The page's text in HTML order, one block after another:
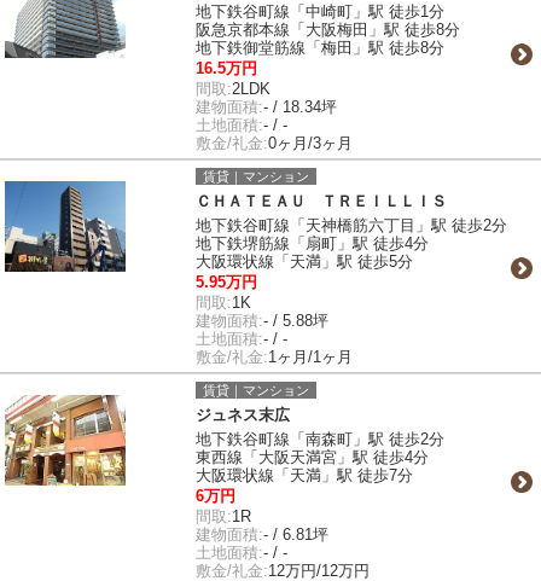
地下鉄谷町線「中崎町」駅 徒歩1分
阪急京都本線「大阪梅田」駅 徒歩8分
地下鉄御堂筋線「梅田」駅 徒歩8分
16.5万円
間取:2LDK
建物面積:- / 18.34坪
土地面積:- / -
敷金/礼金:0ヶ月/3ヶ月
賃貸｜マンション
ＣＨＡＴＥＡＵ ＴＲＥＩＬＬＩＳ
地下鉄谷町線「天神橋筋六丁目」駅 徒歩2分
地下鉄堺筋線「扇町」駅 徒歩4分
大阪環状線「天満」駅 徒歩5分
5.95万円
間取:1K
建物面積:- / 5.88坪
土地面積:- / -
敷金/礼金:1ヶ月/1ヶ月
賃貸｜マンション
ジュネス末広
地下鉄谷町線「南森町」駅 徒歩2分
東西線「大阪天満宮」駅 徒歩4分
大阪環状線「天満」駅 徒歩7分
6万円
間取:1R
建物面積:- / 6.81坪
土地面積:- / -
敷金/礼金:12万円/12万円